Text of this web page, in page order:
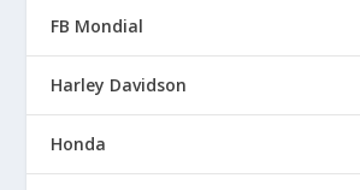
FB Mondial
Harley Davidson
Honda